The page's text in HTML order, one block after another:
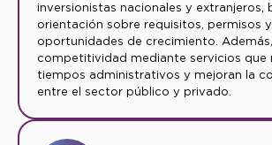
inversionistas nacionales y extranjeros,
orientación sobre requisitos, permisos y
oportunidades de crecimiento.
competitividad mediante servicios que
tiempos administrativos y mejoran la
entre el sector público y privado.